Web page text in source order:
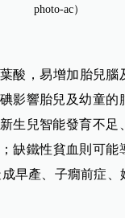
photo-ac）
酸，易增加胎兒腦
影響胎兒及幼童的
生兒智能發育不足
缺鐵性貧血則可能
早產、子癇前症、